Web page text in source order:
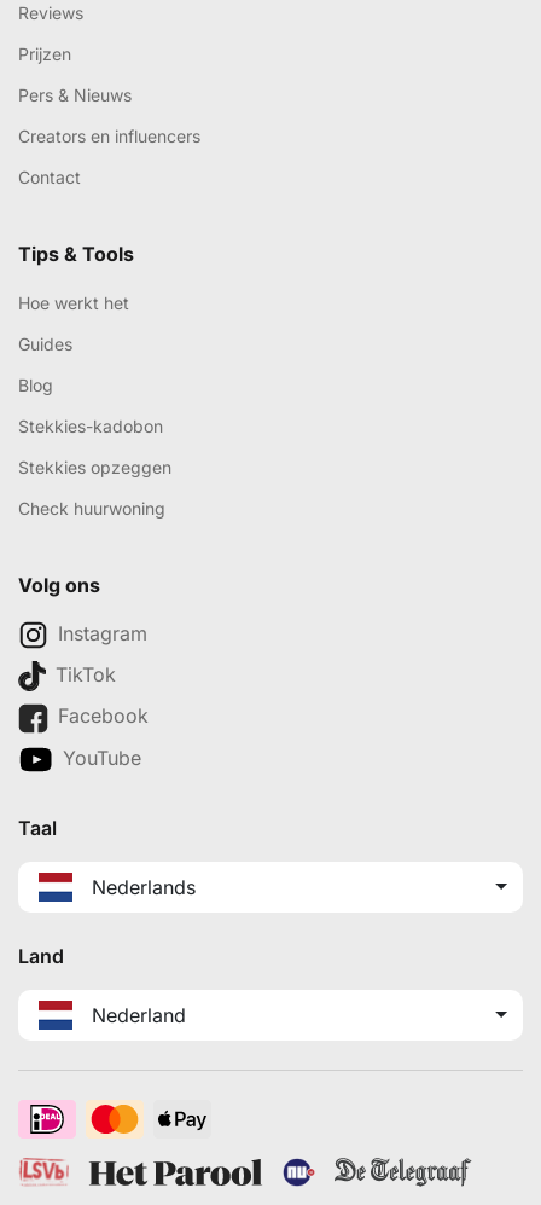
Reviews
Prijzen
Pers & Nieuws
Creators en influencers
Contact
Tips & Tools
Hoe werkt het
Guides
Blog
Stekkies-kadobon
Stekkies opzeggen
Check huurwoning
Volg ons
Instagram
TikTok
Facebook
YouTube
Taal
Nederlands
Land
Nederland